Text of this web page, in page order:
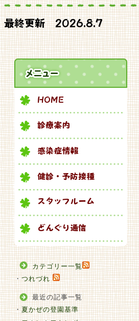
カテゴリー一覧
・つれづれ
最近の記事一覧
・夏かぜの登園基準